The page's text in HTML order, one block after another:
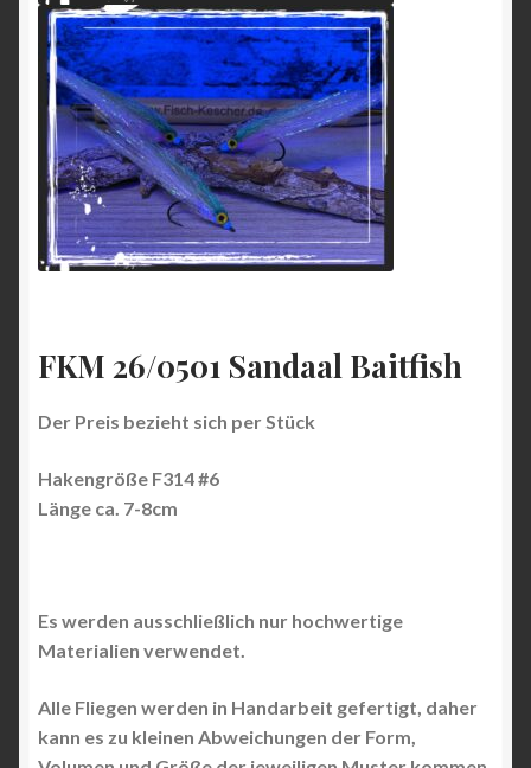
FKM 26/0501 Sandaal Baitfish
Der Preis bezieht sich per Stück
Hakengröße F314 #6
Länge ca. 7-8cm
Es werden ausschließlich nur hochwertige
Materialien verwendet.
Alle Fliegen werden in Handarbeit gefertigt, daher
kann es zu kleinen Abweichungen der Form,